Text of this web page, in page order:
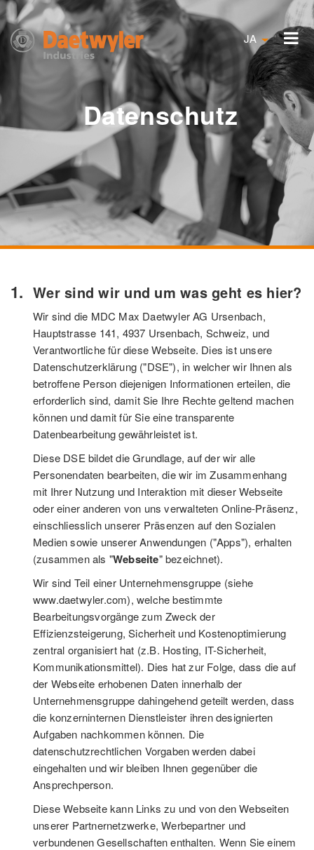
JA
Datenschutz
Wer sind wir und um was geht es hier?
Wir sind die MDC Max Daetwyler AG Ursenbach,
Hauptstrasse 141, 4937 Ursenbach, Schweiz, und
Verantwortliche für diese Webseite. Dies ist unsere
Datenschutzerklärung ("DSE"), in welcher wir Ihnen als
betroffene Person diejenigen Informationen erteilen, die
erforderlich sind, damit Sie Ihre Rechte geltend machen
können und damit für Sie eine transparente
Datenbearbeitung gewährleistet ist.
Diese DSE bildet die Grundlage, auf der wir alle
Personendaten bearbeiten, die wir im Zusammenhang
mit Ihrer Nutzung und Interaktion mit dieser Webseite
oder einer anderen von uns verwalteten Online-Präsenz,
einschliesslich unserer Präsenzen auf den Sozialen
Medien sowie unserer Anwendungen ("Apps"), erhalten
(zusammen als "Webseite" bezeichnet).
Wir sind Teil einer Unternehmensgruppe (siehe
www.daetwyler.com), welche bestimmte
Bearbeitungsvorgänge zum Zweck der
Effizienzsteigerung, Sicherheit und Kostenoptimierung
zentral organisiert hat (z.B. Hosting, IT-Sicherheit,
Kommunikationsmittel). Dies hat zur Folge, dass die auf
der Webseite erhobenen Daten innerhalb der
Unternehmensgruppe dahingehend geteilt werden, dass
die konzerninternen Dienstleister ihren designierten
Aufgaben nachkommen können. Die
datenschutzrechtlichen Vorgaben werden dabei
eingehalten und wir bleiben Ihnen gegenüber die
Ansprechperson.
Diese Webseite kann Links zu und von den Webseiten
unserer Partnernetzwerke, Werbepartner und
verbundenen Gesellschaften enthalten. Wenn Sie einem